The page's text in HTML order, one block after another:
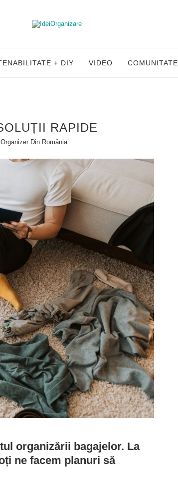
+ DIY VIDEO COMUNITATE
RAPIDE
Din România
organizării bagajelor. La
ne facem planuri să